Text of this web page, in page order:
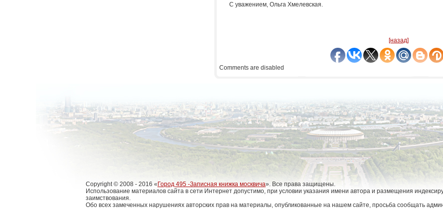
С уважением, Ольга Хмелевская.
[назад]
Comments are disabled
Copyright © 2008 - 2016 « Город 495 -Записная книжка москвича». Все права защищены.
Использование материалов сайта в сети Интернет допустимо, при условии указания имени автора и размещения
заимствования.
Обо всех замеченных нарушениях авторских прав на материалы, опубликованные на нашем сайте, просьба сообщать